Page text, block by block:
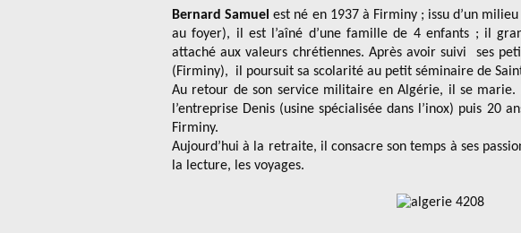
Bernard Samuel est né en 1937 à Firminy ; issu d’un
au foyer), il est l’aîné d’une famille de 4 enfants ; il
attaché aux valeurs chrétiennes. Après avoir suivi ses
(Firminy), il poursuit sa scolarité au petit séminaire de
Au retour de son service militaire en Algérie, il se marie.
l’entreprise Denis (usine spécialisée dans l’inox) puis 20
Firminy.
Aujourd’hui à la retraite, il consacre son temps à ses
la lecture, les voyages.